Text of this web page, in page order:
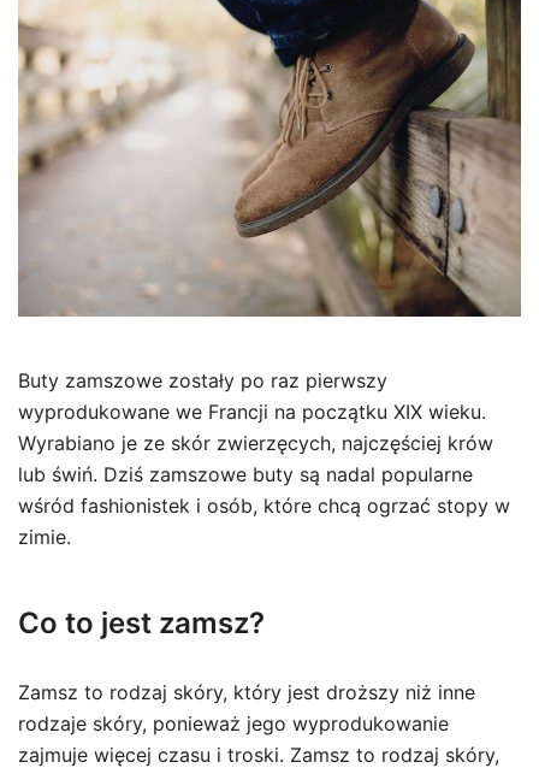
Buty zamszowe zostały po raz pierwszy
wyprodukowane we Francji na początku XIX wieku.
Wyrabiano je ze skór zwierzęcych, najczęściej krów
lub świń. Dziś zamszowe buty są nadal popularne
wśród fashionistek i osób, które chcą ogrzać stopy w
zimie.
Co to jest zamsz?
Zamsz to rodzaj skóry, który jest droższy niż inne
rodzaje skóry, ponieważ jego wyprodukowanie
zajmuje więcej czasu i troski. Zamsz to rodzaj skóry,